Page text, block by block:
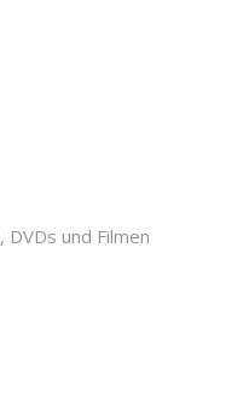
DVDs und Filmen